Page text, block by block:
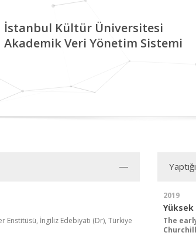
İstanbul Kültür Üniversitesi
Akademik Veri Yönetim Sistemi
Enstitüsü, İngiliz Edebiyatı (Dr), Türkiye
2019
Yüksek
The